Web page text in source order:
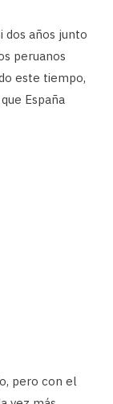
dos años junto
peruanos
este tiempo,
España
pero con el